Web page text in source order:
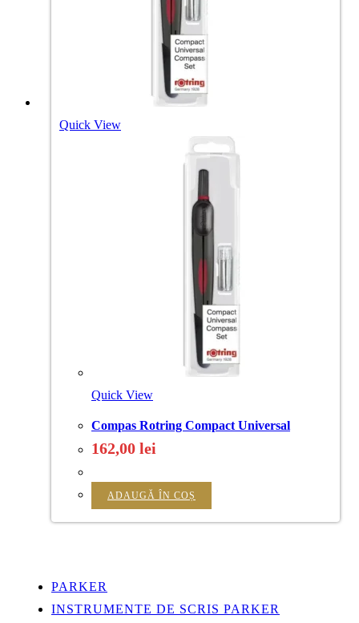
Quick View
Quick View
Compas Rotring Compact Universal
162,00 lei
ADAUGĂ ÎN COȘ
PARKER
INSTRUMENTE DE SCRIS PARKER